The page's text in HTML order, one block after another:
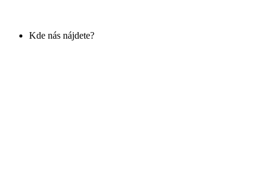
Kde nás nájdete?